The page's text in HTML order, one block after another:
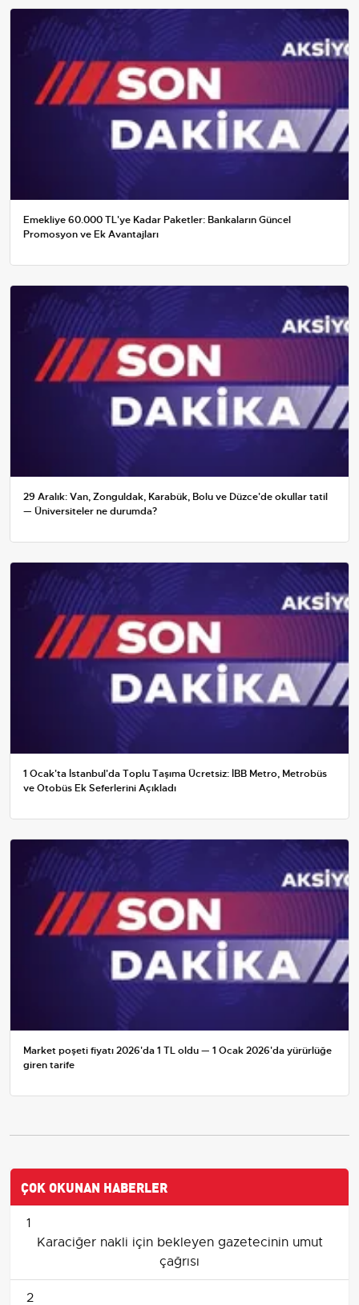
Emekliye 60.000 TL'ye Kadar Paketler: Bankaların Güncel
Promosyon ve Ek Avantajları
29 Aralık: Van, Zonguldak, Karabük, Bolu ve Düzce'de okullar tatil
— Üniversiteler ne durumda?
1 Ocak'ta İstanbul'da Toplu Taşıma Ücretsiz: İBB Metro, Metrobüs
ve Otobüs Ek Seferlerini Açıkladı
Market poşeti fiyatı 2026'da 1 TL oldu — 1 Ocak 2026'da yürürlüğe
giren tarife
ÇOK OKUNAN HABERLER
1
Karaciğer nakli için bekleyen gazetecinin umut
çağrısı
2